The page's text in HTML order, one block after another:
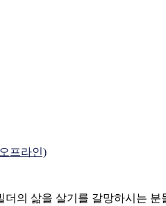
프라인)
의 삶을 살기를 갈망하시는